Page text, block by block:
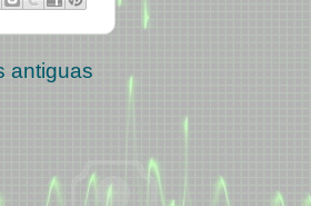
antiguas